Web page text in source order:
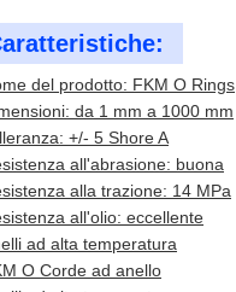
del prodotto: FKM O Rings
da 1 mm a 1000 mm
+/- 5 Shore A
all'abrasione: buona
alla trazione: 14 MPa
all'olio: eccellente
ad alta temperatura
O Corde ad anello